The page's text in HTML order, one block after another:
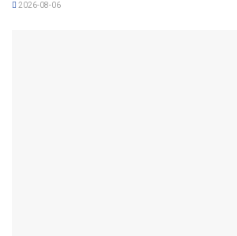
2026-08-06